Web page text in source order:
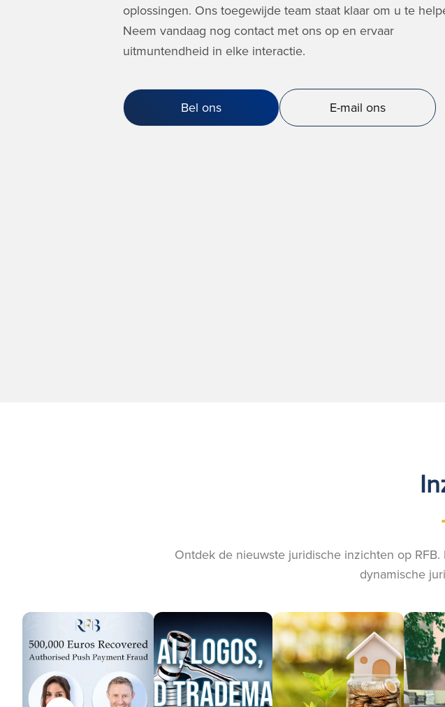
oplossingen. Ons toegewijde team staat klaar om u te
Neem vandaag nog contact met ons op en ervaar
uitmuntendheid in elke interactie.
Bel ons E-mail ons
Ontdek de nieuwste juridische inzichten op
dynamische